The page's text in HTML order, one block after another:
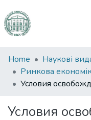
Communities
&
Collections
Home
Условия